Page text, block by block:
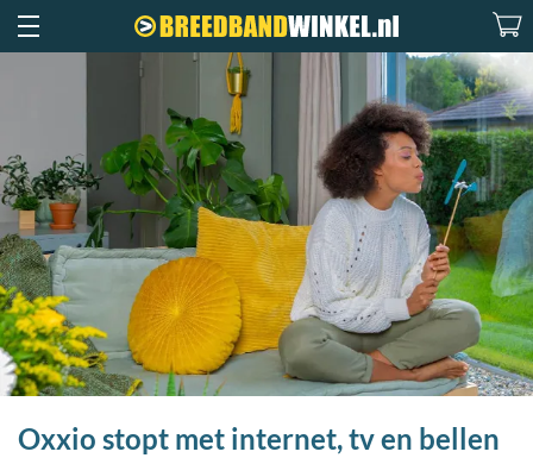
Oxxio stopt met internet, tv en bellen